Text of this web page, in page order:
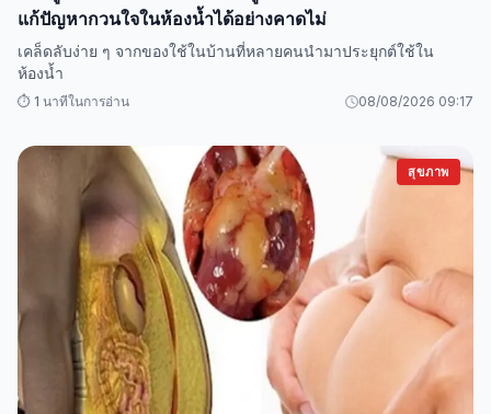
แก้ปัญหากวนใจในห้องน้ำได้อย่างคาดไม่
เคล็ดลับง่าย ๆ จากของใช้ในบ้านที่หลายคนนำมาประยุกต์ใช้ใน
ห้องน้ำ
⏱️ 1 นาทีในการอ่าน 08/08/2026 09:17
สุขภาพ